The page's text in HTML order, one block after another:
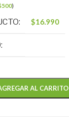
500)
$16.990
AL CARRITO